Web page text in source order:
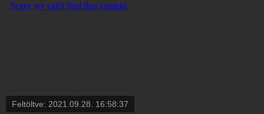
Feltöltve: 2021.09.28. 16:58:37